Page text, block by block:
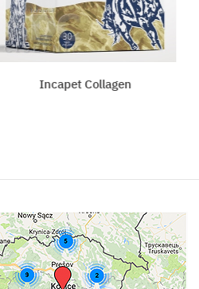
Incapet Collagen